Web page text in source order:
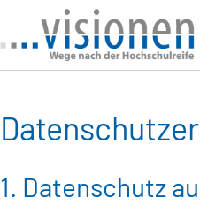
1. Datenschutz